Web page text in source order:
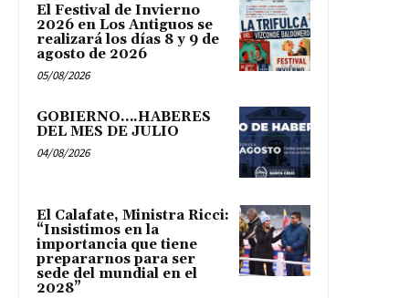
El Festival de Invierno
2026 en Los Antiguos se
realizará los días 8 y 9 de
agosto de 2026
05/08/2026
GOBIERNO….HABERES
DEL MES DE JULIO
04/08/2026
El Calafate, Ministra Ricci:
“Insistimos en la
importancia que tiene
prepararnos para ser
sede del mundial en el
2028”